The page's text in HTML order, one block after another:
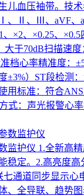
儿血压袖带。技
Ⅰ、Ⅱ、Ⅲ、aVF、
×2、×0.25、×0.5
于70dB扫描速度
准档心率精准度：
±3%）ST段检测
用标准：符合
式：声光报警心率
监护仪 1.全新高
稳定。2.高亮度高
通道同步显示心
、全导联、趋势